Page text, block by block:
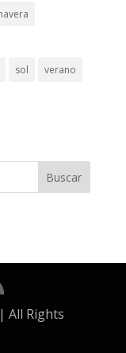
sol verano
All Rights